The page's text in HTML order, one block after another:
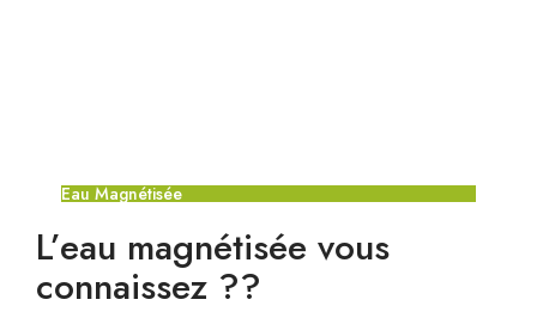
Eau Magnétisée
L’eau magnétisée vous
connaissez ??